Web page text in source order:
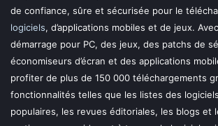
de confiance, sûre et sécurisée pour le
logiciels, d’applications mobiles et de jeux.
démarrage pour PC, des jeux, des patchs de
économiseurs d’écran et des applications
profiter de plus de 150 000 téléchargements
fonctionnalités telles que les listes des
populaires, les revues éditoriales, les blogs et